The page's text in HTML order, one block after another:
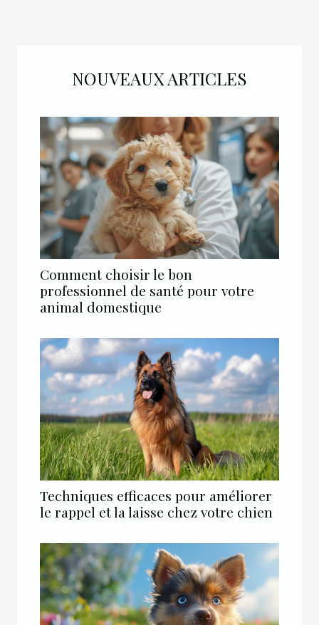
NOUVEAUX ARTICLES
Comment choisir le bon
professionnel de santé pour votre
animal domestique
Techniques efficaces pour améliorer
le rappel et la laisse chez votre chien